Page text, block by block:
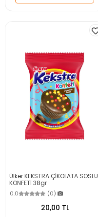
Ülker KEKSTRA ÇİKOLATA SOSLU
KONFETİ 38gr
0.0 (0)
20,00 TL